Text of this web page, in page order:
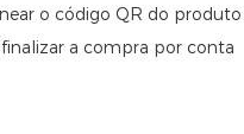
o código QR do produto
a compra por conta